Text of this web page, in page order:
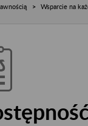
Wsparcie na